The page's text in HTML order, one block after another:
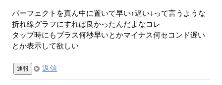
パーフェクトを真ん中に置いて早い↑遅い↓って言うような
折れ線グラフにすれば良かったんだよなコレ
タップ時にもプラス何秒早いとかマイナス何セコンド遅い
とか表示して欲しい
通報 返信